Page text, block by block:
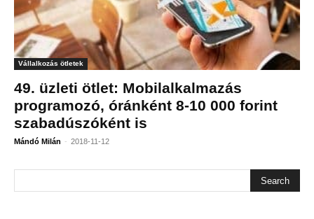
Vállalkozás ötletek
49. üzleti ötlet: Mobilalkalmazás
programozó, óránként 8-10 000 forint
szabadúszóként is
Mándó Milán - 2018-11-12